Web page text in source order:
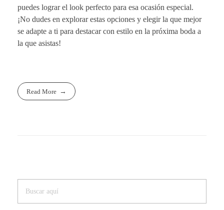
puedes lograr el look perfecto para esa ocasión especial.
¡No dudes en explorar estas opciones y elegir la que mejor
se adapte a ti para destacar con estilo en la próxima boda a
la que asistas!
Read More